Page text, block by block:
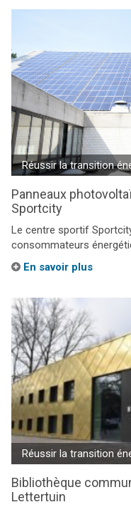
Réussir la transition
Panneaux
Sportcity
Le centre sportif
consommateurs
En savoir plus
Réussir la transition
Bibliothèque
Lettertuin